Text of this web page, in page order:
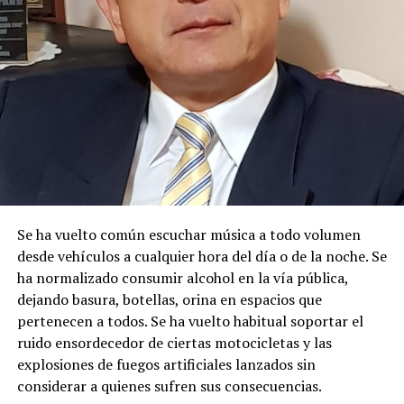
Con estos antecedentes, en mi calidad de Autoridad
Única del Agua a nivel desconcentrado, se:
DISPONE:
Aceptar a trámite la solicitud de Autorización de Uso
y/o Aprovechamiento de Agua paraMINERÍA
haberse emitido el Certificado de Disponibilidad de Agua
(CDA), en cumplimiento con el artículo 23 de la Ley
Orgánica de Recursos Hídricos, Usos y Aprovechamiento
Reglamento General de Aplicación a la Ley. Por lo
expuesto, se dispone el cumplimiento de las siguientes
diligencias.
2.-Notifíquese a los señores:
MARIA ROSARIO SANCHEZ BUCLE
Se ha vuelto común escuchar música a todo volumen
desde vehículos a cualquier hora del día o de la noche. Se
ha normalizado consumir alcohol en la vía pública,
dejando basura, botellas, orina en espacios que
pertenecen a todos. Se ha vuelto habitual soportar el
ruido ensordecedor de ciertas motocicletas y las
explosiones de fuegos artificiales lanzados sin
considerar a quienes sufren sus consecuencias.